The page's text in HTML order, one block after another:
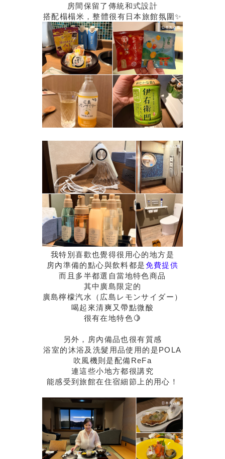
房間保留了傳統和式設計
搭配榻榻米，整體很有日本旅館氛圍✨
我特別喜歡也覺得很用心的地方是
房內準備的點心與飲料都是免費提供
而且多半都選自當地特色商品
其中廣島限定的
廣島檸檬汽水（広島レモンサイダー）
喝起來清爽又帶點微酸
很有在地特色🍋
另外，房內備品也很有質感
浴室的沐浴及洗髮用品使用的是POLA
吹風機則是配備ReFa
連這些小地方都很講究
能感受到旅館在住宿細節上的用心！